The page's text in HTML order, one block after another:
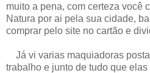
muito a pena, com certeza você
Natura por ai pela sua cidade,
comprar pelo site no cartão e
Já vi varias maquiadoras
trabalho e junto de tudo que